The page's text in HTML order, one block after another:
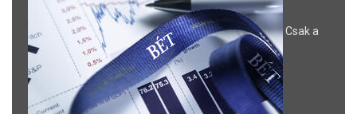
Csak a